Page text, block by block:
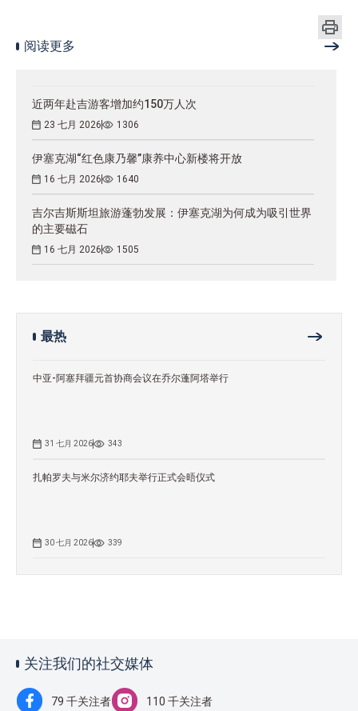
阅读更多
近两年赴吉游客增加约150万人次
23 七月 2026 1306
伊塞克湖“红色康乃馨”康养中心新楼将开放
16 七月 2026 1640
吉尔吉斯斯坦旅游蓬勃发展：伊塞克湖为何成为吸引世界
的主要磁石
16 七月 2026 1505
最热
中亚-阿塞拜疆元首协商会议在乔尔蓬阿塔举行
31 七月 2026 343
扎帕罗夫与米尔济约耶夫举行正式会晤仪式
30 七月 2026 339
关注我们的社交媒体
79 千关注者 110 千关注者